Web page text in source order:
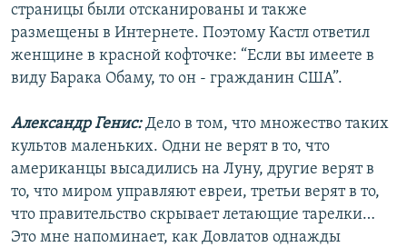
страницы были отсканированы и также
размещены в Интернете. Поэтому Кастл ответил
женщине в красной кофточке: “Если вы имеете в
виду Барака Обаму, то он - гражданин США”.
Александр Генис:Дело в том, что множество таких
культов маленьких. Одни не верят в то, что
американцы высадились на Луну, другие верят в
то, что миром управляют евреи, третьи верят в то,
что правительство скрывает летающие тарелки…
Это мне напоминает, как Довлатов однажды